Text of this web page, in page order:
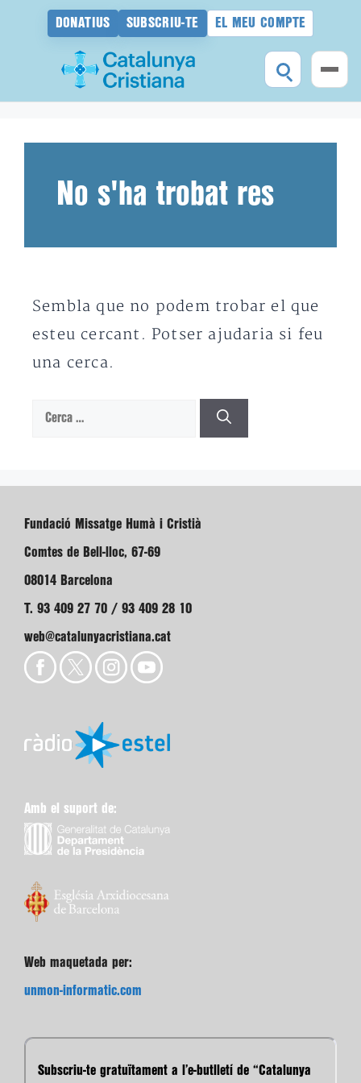
DONATIUS SUBSCRIU-TE EL MEU COMPTE
No s'ha trobat res
Sembla que no podem trobar el que
esteu cercant. Potser ajudaria si feu
una cerca.
Cerca:
Fundació Missatge Humà i Cristià
Comtes de Bell-lloc, 67-69
08014 Barcelona
T. 93 409 27 70 / 93 409 28 10
web@catalunyacristiana.cat
Amb el suport de:
Web maquetada per:
unmon-informatic.com
Subscriu-te gratuïtament a l’e-butlletí de “Catalunya